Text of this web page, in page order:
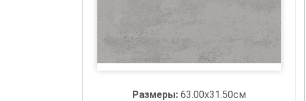
Размеры: 63.00x31.50см